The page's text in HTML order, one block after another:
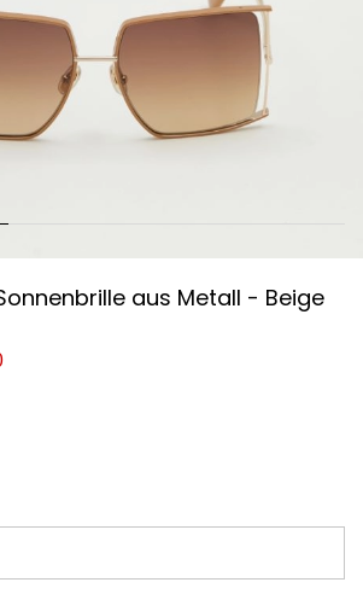
aus Metall - Beige